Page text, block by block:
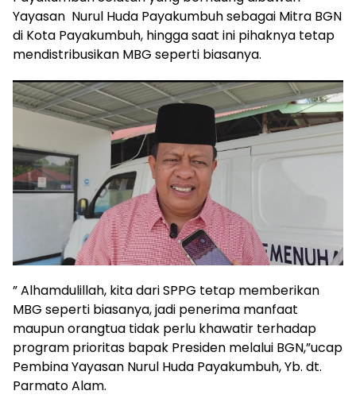
Yayasan Nurul Huda Payakumbuh sebagai Mitra BGN
di Kota Payakumbuh, hingga saat ini pihaknya tetap
mendistribusikan MBG seperti biasanya.
” Alhamdulillah, kita dari SPPG tetap memberikan
MBG seperti biasanya, jadi penerima manfaat
maupun orangtua tidak perlu khawatir terhadap
program prioritas bapak Presiden melalui BGN,”ucap
Pembina Yayasan Nurul Huda Payakumbuh, Yb. dt.
Parmato Alam.